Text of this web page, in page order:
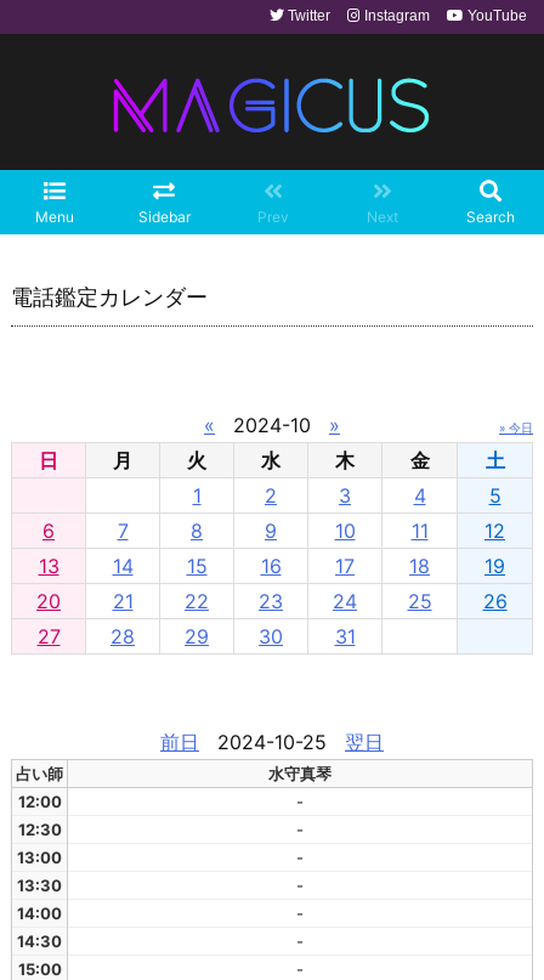
Menu Sidebar Prev Next Search
Twitter Instagram YouTube
電話鑑定カレンダー
« 2024-10 » » 今日
日 月 火 水 木 金
土
1
2 3 4
5
6
7 8 9 10 11
12
13
14 15 16 17 18
19
20
21 22 23 24 25
26
27
28 29 30 31
前日 2024-10-25 翌日
占い師
水守真琴
12:00
-
12:30
-
13:00
-
13:30
-
14:00
-
14:30
-
15:00
-